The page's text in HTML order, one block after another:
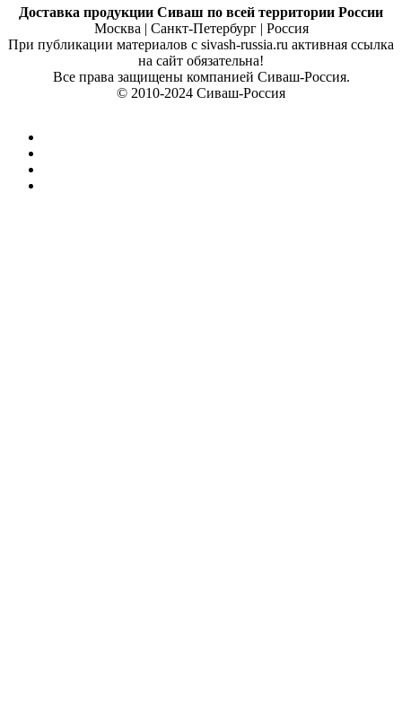
Доставка продукции Сиваш по всей территории России
Москва | Санкт-Петербург | Россия
При публикации материалов с sivash-russia.ru активная ссылка
на сайт обязательна!
Все права защищены компанией Сиваш-Россия.
© 2010-2024 Сиваш-Россия